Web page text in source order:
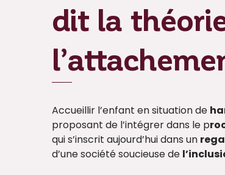
dit la
Accueillir l’enfant en situation de
proposant de l’intégrer dans le p
qui s’inscrit aujourd’hui dans un
d’une société soucieuse de